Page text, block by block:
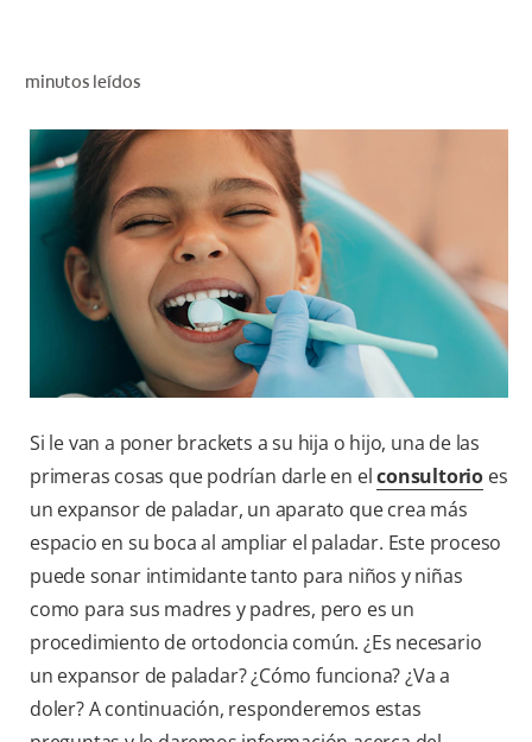
SUSCRÍBASE
minutos leídos
Si le van a poner brackets a su hija o hijo, una de las
primeras cosas que podrían darle en elconsultorio es
un expansor de paladar, un aparato que crea más
espacio en su boca al ampliar el paladar. Este proceso
puede sonar intimidante tanto para niños y niñas
como para sus madres y padres, pero es un
procedimiento de ortodoncia común. ¿Es necesario
un expansor de paladar? ¿Cómo funciona? ¿Va a
doler? A continuación, responderemos estas